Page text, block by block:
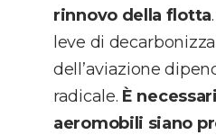
rinnovo della flotta
leve di
dell’aviazione
radicale. È
aeromobili siano